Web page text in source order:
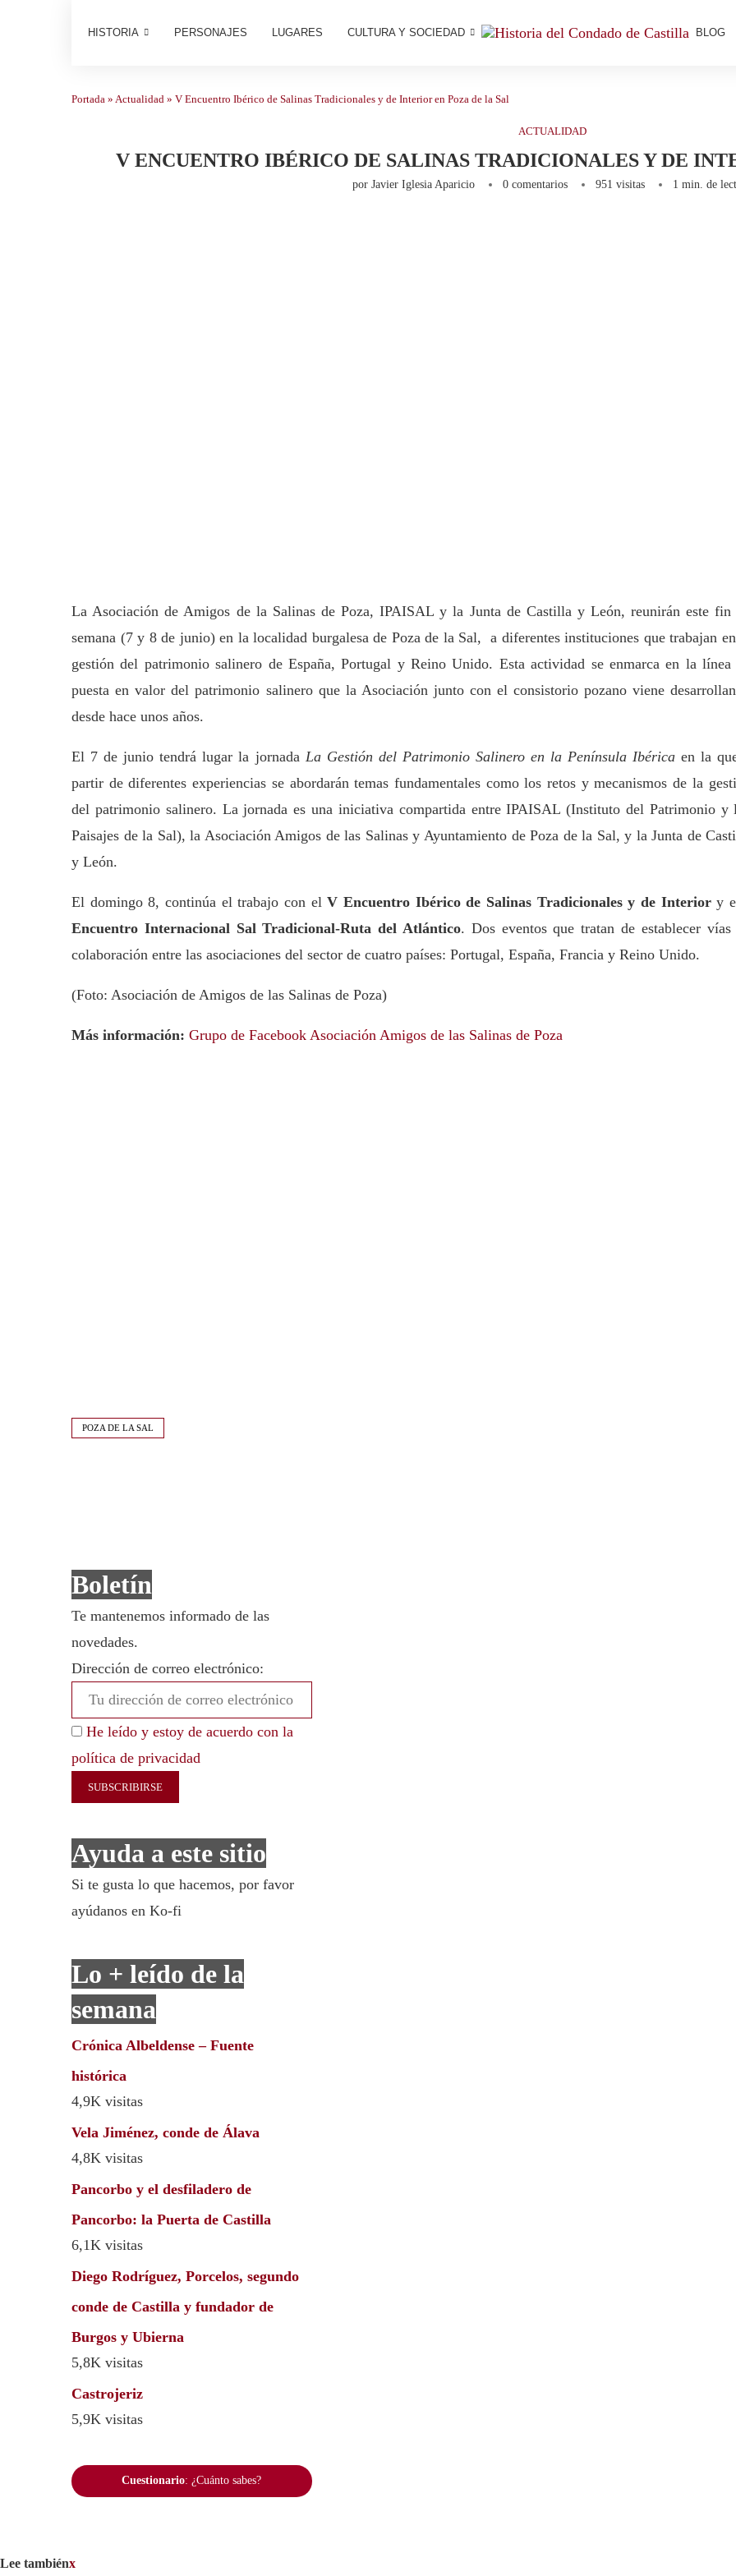
HISTORIA PERSONAJES LUGARES CULTURA Y SOCIEDAD BLOG
Portada » Actualidad » V Encuentro Ibérico de Salinas Tradicionales y de Interior en Poza de la Sal
ACTUALIDAD
V ENCUENTRO IBÉRICO DE SALINAS TRADICIONALES Y DE
por Javier Iglesia Aparicio 0 comentarios 951 visitas 1 min. de
La Asociación de Amigos de la Salinas de Poza, IPAISAL y la Junta de Castilla y León, reunirán este fin
semana (7 y 8 de junio) en la localidad burgalesa de Poza de la Sal, a diferentes instituciones que trabajan
gestión del patrimonio salinero de España, Portugal y Reino Unido. Esta actividad se enmarca en la línea
puesta en valor del patrimonio salinero que la Asociación junto con el consistorio pozano viene
desde hace unos años.
El 7 de junio tendrá lugar la jornada La Gestión del Patrimonio Salinero en la Península Ibérica en la
partir de diferentes experiencias se abordarán temas fundamentales como los retos y mecanismos de la
del patrimonio salinero. La jornada es una iniciativa compartida entre IPAISAL (Instituto del Patrimonio y
Paisajes de la Sal), la Asociación Amigos de las Salinas y Ayuntamiento de Poza de la Sal, y la Junta de
y León.
El domingo 8, continúa el trabajo con elV Encuentro Ibérico de Salinas Tradicionales y de Interiory
Encuentro Internacional Sal Tradicional-Ruta del Atlántico. Dos eventos que tratan de establecer vías
colaboración entre las asociaciones del sector de cuatro países: Portugal, España, Francia y Reino Unido.
(Foto: Asociación de Amigos de las Salinas de Poza)
Más información: Grupo de Facebook Asociación Amigos de las Salinas de Poza
POZA DE LA SAL
Boletín
Te mantenemos informado de las
novedades.
Dirección de correo electrónico:
He leído y estoy de acuerdo con la
política de privacidad
Ayuda a este sitio
Si te gusta lo que hacemos, por favor
ayúdanos en Ko-fi
Lo + leído de la
semana
Crónica Albeldense – Fuente
histórica
4,9K visitas
Vela Jiménez, conde de Álava
4,8K visitas
Pancorbo y el desfiladero de
Pancorbo: la Puerta de Castilla
6,1K visitas
Diego Rodríguez, Porcelos, segundo
conde de Castilla y fundador de
Burgos y Ubierna
5,8K visitas
Castrojeriz
5,9K visitas
Cuestionario: ¿Cuánto sabes?
Lee tambiénx